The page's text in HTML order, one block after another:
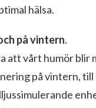
hälsa.
på vintern.
att vårt humör blir
på vintern,